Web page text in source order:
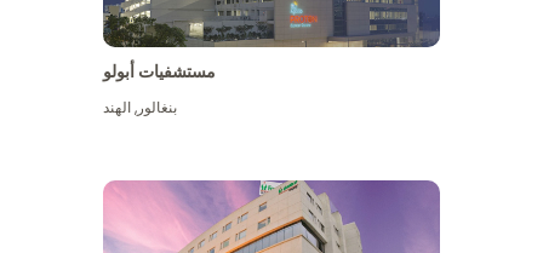
مستشفيات أبولو
بنغالور,الهند